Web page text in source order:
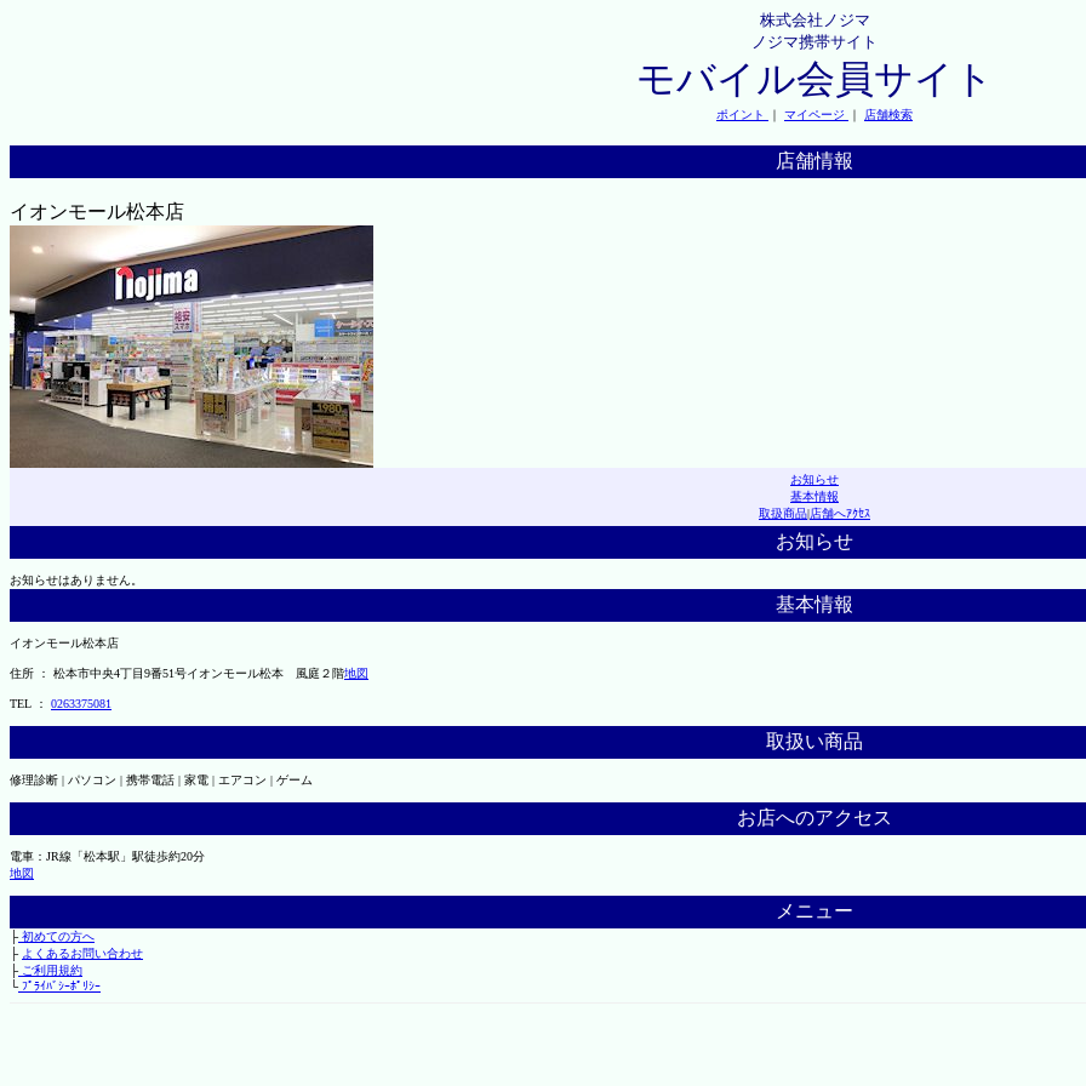
株式会社ノジマ
ノジマ携帯サイト
モバイル会員サイト
ポイント ｜ マイページ ｜ 店舗検索
店舗情報
イオンモール松本店
お知らせ
基本情報
取扱商品|店舗へｱｸｾｽ
お知らせ
お知らせはありません。
基本情報
イオンモール松本店
住所 ： 松本市中央4丁目9番51号イオンモール松本 風庭２階地図
TEL ： 0263375081
取扱い商品
修理診断 | パソコン | 携帯電話 | 家電 | エアコン | ゲーム
お店へのアクセス
電車：JR線「松本駅」駅徒歩約20分
地図
メニュー
├初めての方へ
├ よくあるお問い合わせ
├ご利用規約
└ﾌﾟﾗｲﾊﾞｼｰﾎﾟﾘｼｰ